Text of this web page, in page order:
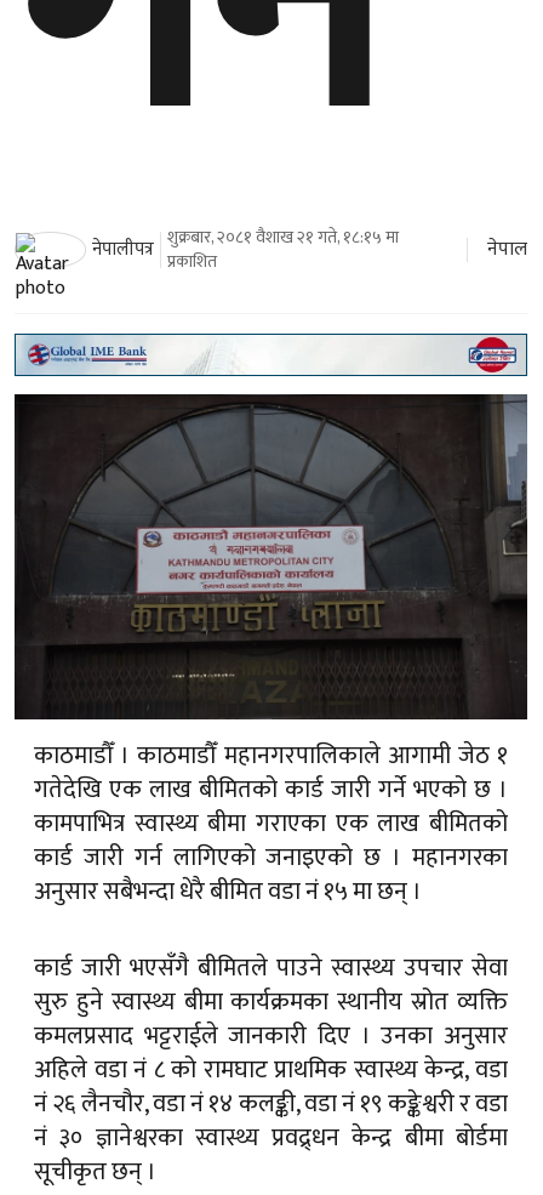
नेपालीपत्र शुक्रबार, २०८१ वैशाख २१ गते, १८:१५ मा
प्रकाशित
नेपाल
काठमाडौँ । काठमाडौँ महानगरपालिकाले आगामी जेठ १
गतेदेखि एक लाख बीमितको कार्ड जारी गर्ने भएको छ ।
कामपाभित्र स्वास्थ्य बीमा गराएका एक लाख बीमितको
कार्ड जारी गर्न लागिएको जनाइएको छ । महानगरका
अनुसार सबैभन्दा धेरै बीमित वडा नं १५ मा छन् ।
कार्ड जारी भएसँगै बीमितले पाउने स्वास्थ्य उपचार सेवा
सुरु हुने स्वास्थ्य बीमा कार्यक्रमका स्थानीय स्रोत व्यक्ति
कमलप्रसाद भट्टराईले जानकारी दिए । उनका अनुसार
अहिले वडा नं ८ को रामघाट प्राथमिक स्वास्थ्य केन्द्र, वडा
नं २६ लैनचौर, वडा नं १४ कलङ्की, वडा नं १९ कङ्केश्वरी र वडा
नं ३० ज्ञानेश्वरका स्वास्थ्य प्रवद्र्धन केन्द्र बीमा बोर्डमा
सूचीकृत छन् ।